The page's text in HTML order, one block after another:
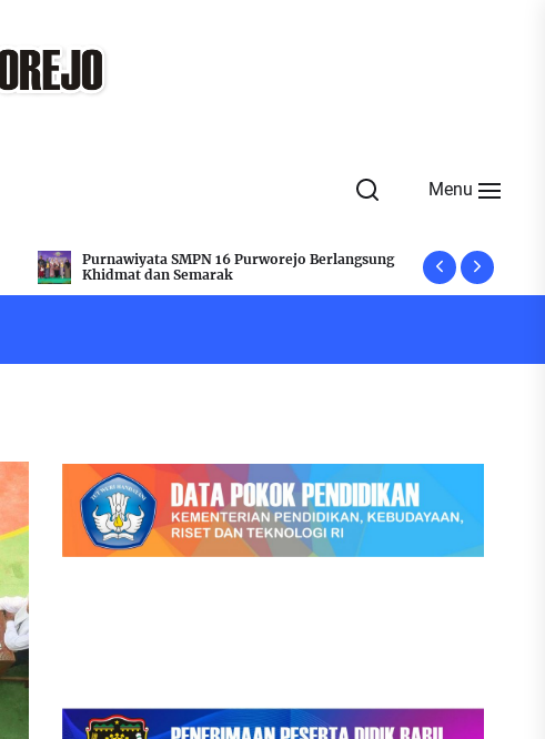
Menu
Jelang Kelulusan, SMPN 16 Purworejo Adakan
Rapat Penegas
Peringati
Flashmob